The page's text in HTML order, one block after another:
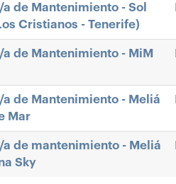
de Mantenimiento - Sol
Cristianos - Tenerife)
de Mantenimiento - MiM
a de Mantenimiento - Meliá
Mar
a de mantenimiento - Meliá
Sky